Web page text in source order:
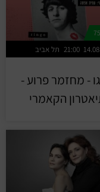
תל אביב 21:00 14.08
- מחזמר פרוע -
הקאמרי